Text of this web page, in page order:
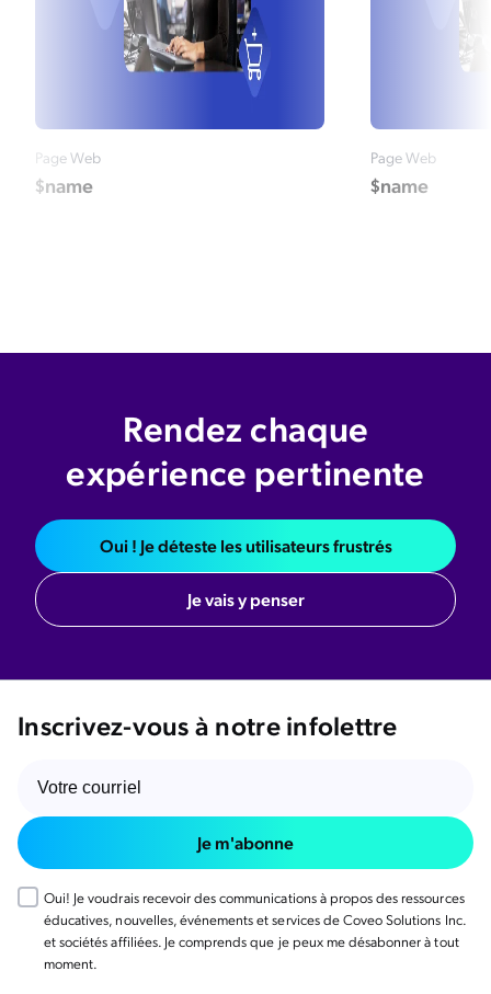
Page Web
$name
Page Web
$name
Rendez chaque
expérience pertinente
Oui ! Je déteste les utilisateurs frustrés
Je vais y penser
Inscrivez-vous à notre infolettre
Je m'abonne
Oui! Je voudrais recevoir des communications à propos des ressources
éducatives, nouvelles, événements et services de Coveo Solutions Inc.
et sociétés affiliées. Je comprends que je peux me désabonner à tout
moment.